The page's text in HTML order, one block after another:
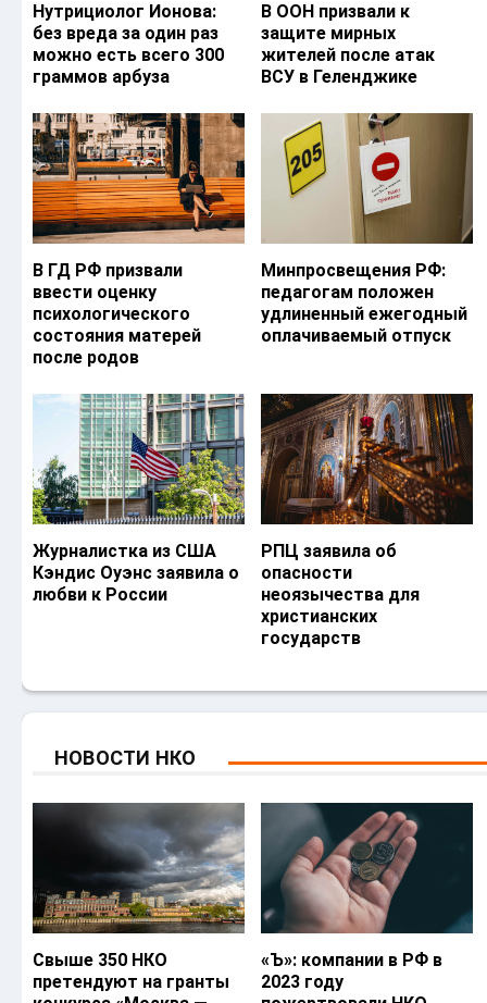
Нутрициолог Ионова:
без вреда за один раз
можно есть всего 300
граммов арбуза
В ООН призвали к
защите мирных
жителей после атак
ВСУ в Геленджике
В ГД РФ призвали
ввести оценку
психологического
состояния матерей
после родов
Минпросвещения РФ:
педагогам положен
удлиненный ежегодный
оплачиваемый отпуск
Журналистка из США
Кэндис Оуэнс заявила о
любви к России
РПЦ заявила об
опасности
неоязычества для
христианских
государств
НОВОСТИ НКО
Свыше 350 НКО
претендуют на гранты
«Ъ‎»: компании в РФ в
2023 году